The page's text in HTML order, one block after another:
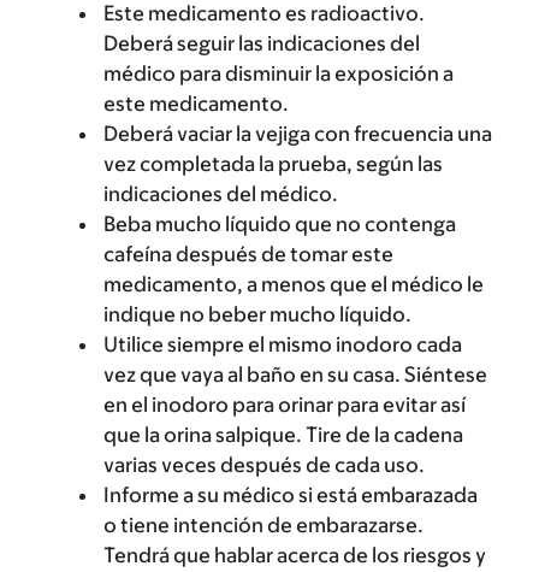
Este medicamento es radioactivo.
Deberá seguir las indicaciones del
médico para disminuir la exposición a
este medicamento.
Deberá vaciar la vejiga con frecuencia una
vez completada la prueba, según las
indicaciones del médico.
Beba mucho líquido que no contenga
cafeína después de tomar este
medicamento, a menos que el médico le
indique no beber mucho líquido.
Utilice siempre el mismo inodoro cada
vez que vaya al baño en su casa. Siéntese
en el inodoro para orinar para evitar así
que la orina salpique. Tire de la cadena
varias veces después de cada uso.
Informe a su médico si está embarazada
o tiene intención de embarazarse.
Tendrá que hablar acerca de los riesgos y